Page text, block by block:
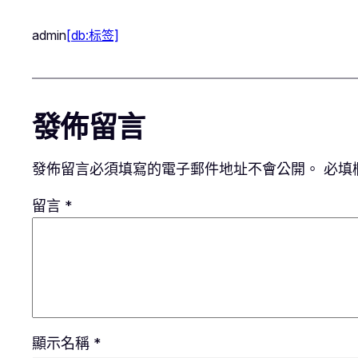
admin[db:标签]
發佈留言
發佈留言必須填寫的電子郵件地址不會公開。 必填
留言 *
顯示名稱 *